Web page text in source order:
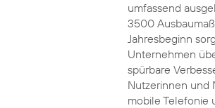
umfassend
3500
Jahresbeginn
Unternehmen
spürbare
Nutzerinnen und
mobile Telefonie